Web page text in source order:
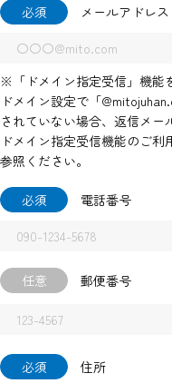
必須 メールアドレス
※「ドメイン指定受信」機能
ドメイン設定で「
されていない場合、返信メー
ドメイン指定受信機能のご
参照ください。
必須 電話番号
任意 郵便番号
必須 住所